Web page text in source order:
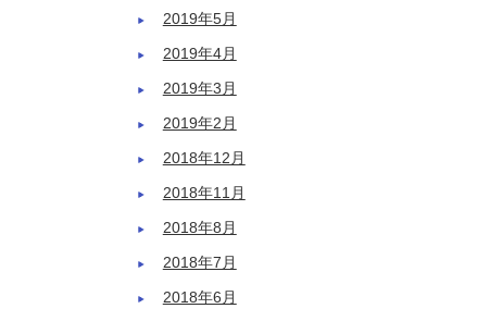
2019年5月
2019年4月
2019年3月
2019年2月
2018年12月
2018年11月
2018年8月
2018年7月
2018年6月